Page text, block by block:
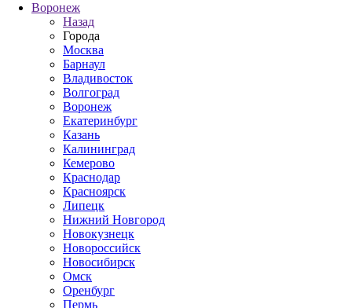
Воронеж
Назад
Города
Москва
Барнаул
Владивосток
Волгоград
Воронеж
Екатеринбург
Казань
Калининград
Кемерово
Краснодар
Красноярск
Липецк
Нижний Новгород
Новокузнецк
Новороссийск
Новосибирск
Омск
Оренбург
Пермь